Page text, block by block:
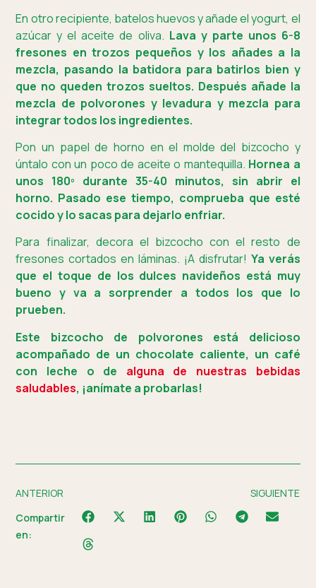
En otro recipiente, batelos huevos y añade el yogurt, el
azúcar y el aceite de oliva. Lava y parte unos 6-8
fresones en trozos pequeños y los añades a la
mezcla, pasando la batidora para batirlos bien y
que no queden trozos sueltos. Después añade la
mezcla de polvorones y levadura y mezcla para
integrar todos los ingredientes.
Pon un papel de horno en el molde del bizcocho y
úntalo con un poco de aceite o mantequilla. Hornea a
unos 180º durante 35-40 minutos, sin abrir el
horno. Pasado ese tiempo, comprueba que esté
cocido y lo sacas para dejarlo enfriar.
Para finalizar, decora el bizcocho con el resto de
fresones cortados en láminas. ¡A disfrutar! Ya verás
que el toque de los dulces navideños está muy
bueno y va a sorprender a todos los que lo
prueben.
Este bizcocho de polvorones está delicioso
acompañado de un chocolate caliente, un café
con leche o de alguna de nuestras bebidas
saludables, ¡anímate a probarlas!
ANTERIOR
SIGUIENTE
Compartir
en: